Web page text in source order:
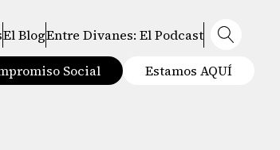
El BlogEntre Divanes: El Podcast
Social Estamos AQUÍ